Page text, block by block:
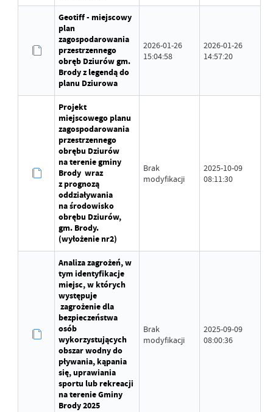
Geotiff - miejscowy
plan
zagospodarowania
przestrzennego
obręb Dziurów gm.
Brody z legendą do
planu Dziurowa
2026-01-26
15:04:58
2026-01-26
14:57:20
Projekt
miejscowego planu
zagospodarowania
przestrzennego
obrębu Dziurów
na terenie gminy
Brody wraz
z prognozą
oddziaływania
na środowisko
obrębu Dziurów,
gm. Brody.
(wyłożenie nr2)
Brak
modyfikacji
2025-10-09
08:11:30
Analiza zagrożeń, w
tym identyfikacje
miejsc, w których
występuje
zagrożenie dla
bezpieczeństwa
osób
wykorzystujących
obszar wodny do
pływania, kąpania
się, uprawiania
sportu lub rekreacji
na terenie Gminy
Brody 2025
Brak
modyfikacji
2025-09-09
08:00:36